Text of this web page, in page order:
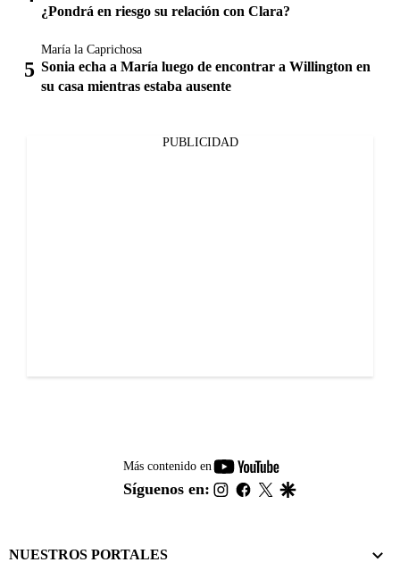
¿Pondrá en riesgo su relación con Clara?
María la Caprichosa
Sonia echa a María luego de encontrar a Willington en
su casa mientras estaba ausente
PUBLICIDAD
Más contenido en
youtube-
footer
Síguenos en: instagram
facebook
twitter
NUESTROS PORTALES